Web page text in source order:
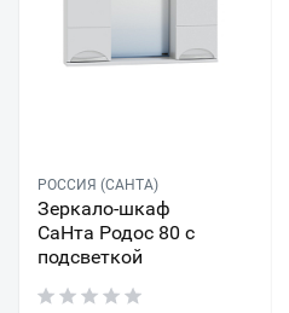
РОССИЯ (САНТА)
Зеркало-шкаф
СаНта Родос 80 с
подсветкой